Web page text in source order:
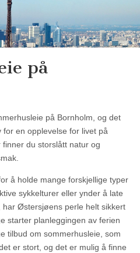
på
på Bornholm, og det
en opplevelse for livet på
du storslått natur og
å holde mange forskjellige typer
sykkelturer eller ynder å late
Østersjøens perle helt sikkert
starter planleggingen av ferien
tilbud om sommerhusleie, som
er stort, og det er mulig å finne